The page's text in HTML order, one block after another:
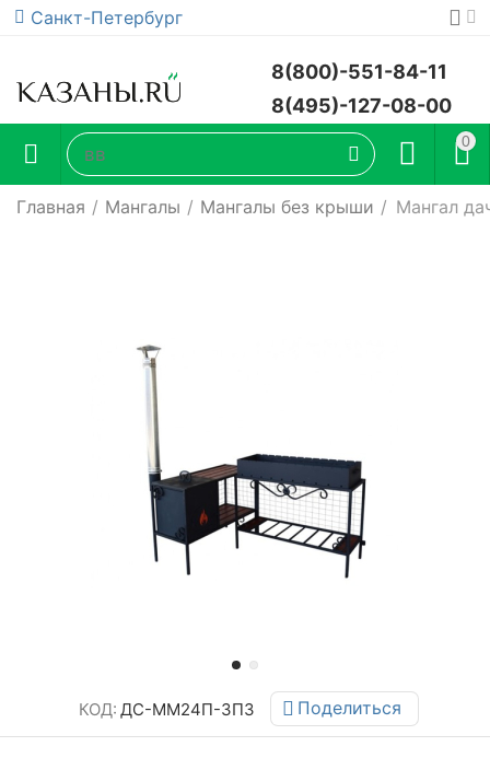
Санкт-Петербург
8(800)-551-84-11
8(495)-127-08-00
0
Главная / Мангалы / Мангалы без крыши / Мангал
КОД: ДС-ММ24П-3П3 Поделиться